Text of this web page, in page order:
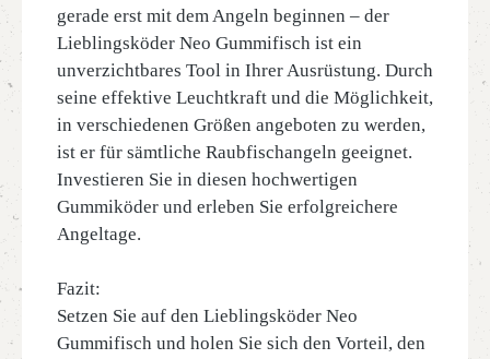
gerade erst mit dem Angeln beginnen – der
Lieblingsköder Neo Gummifisch ist ein
unverzichtbares Tool in Ihrer Ausrüstung. Durch
seine effektive Leuchtkraft und die Möglichkeit,
in verschiedenen Größen angeboten zu werden,
ist er für sämtliche Raubfischangeln geeignet.
Investieren Sie in diesen hochwertigen
Gummiköder und erleben Sie erfolgreichere
Angeltage.
Fazit:
Setzen Sie auf den Lieblingsköder Neo
Gummifisch und holen Sie sich den Vorteil, den